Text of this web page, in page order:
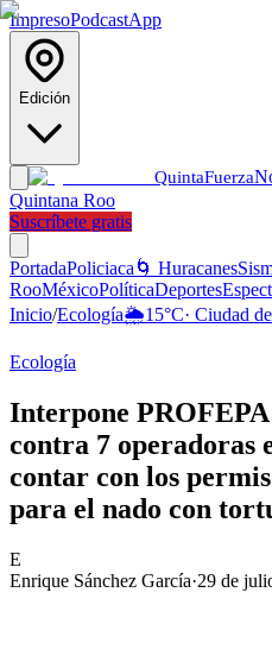
ImpresoPodcastApp
Edición
QuintaFuerza
Quintana Roo
Suscríbete gratis
PortadaPoliciaca 🌀 Huracanes
RooMéxicoPolíticaDeportes
Inicio/Ecología🌦️15°C· Ciudad
Ecología
Interpone
contra 7 operadoras
contar con los
para el nado con
E
Enrique Sánchez García·29 de